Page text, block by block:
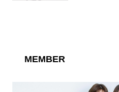
MEMBER